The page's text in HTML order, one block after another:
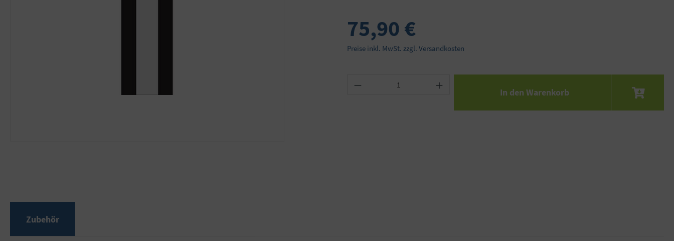
75,90 €
Preise inkl. MwSt. zzgl. Versandkosten
Produkt Anzahl: Gib den gewünschten Wert ein oder benutze
In den Warenkorb
Zubehör